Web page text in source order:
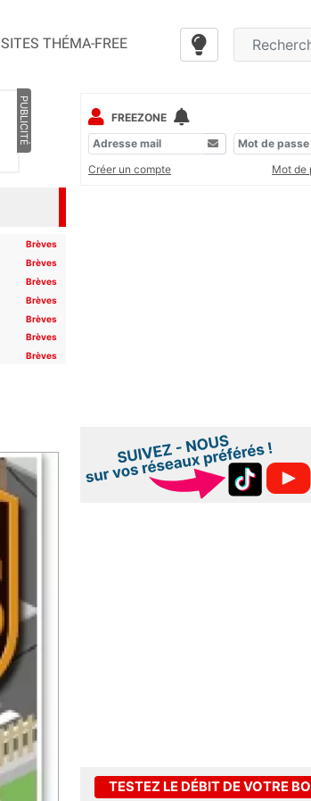
SITES THÉMA-FREE
PUBLICITÉ
Brèves
Brèves
Brèves
Brèves
Brèves
Brèves
Brèves
FREEZONE
Créer un compte
Mot de
TESTEZ LE DÉBIT DE VOTRE